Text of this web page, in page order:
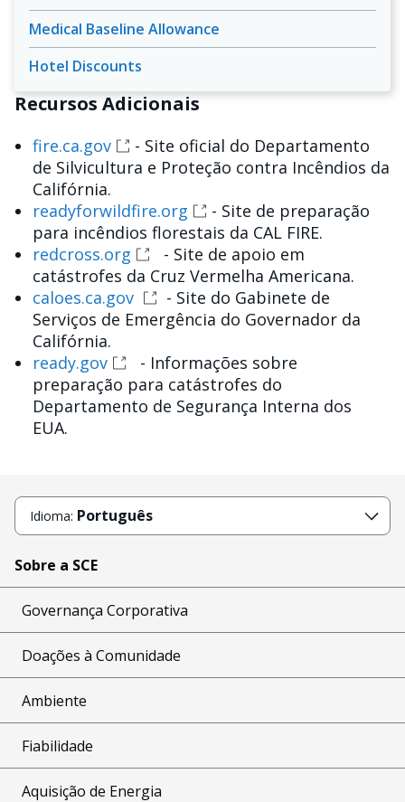
Medical Baseline Allowance
Hotel Discounts
Recursos Adicionais
fire.ca.gov
- Site oficial do Departamento
de Silvicultura e Proteção contra Incêndios da
Califórnia.
readyforwildfire.org
- Site de preparação
para incêndios florestais da CAL FIRE.
redcross.org
- Site de apoio em
catástrofes da Cruz Vermelha Americana.
caloes.ca.gov
- Site do Gabinete de
Serviços de Emergência do Governador da
Califórnia.
ready.gov
- Informações sobre
preparação para catástrofes do
Departamento de Segurança Interna dos
EUA.
Idioma: Português
Sobre a SCE
Governança Corporativa
Doações à Comunidade
Ambiente
Fiabilidade
Aquisição de Energia